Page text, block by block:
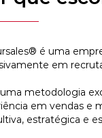
é uma
em
metodologia
em vendas e
estratégica e